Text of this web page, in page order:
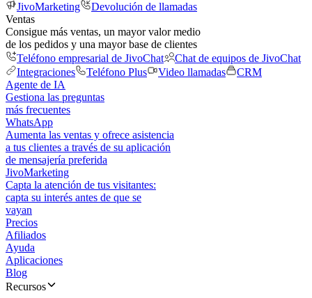
JivoMarketing
Devolución de llamadas
Ventas
Consigue más ventas, un mayor valor medio
de los pedidos y una mayor base de clientes
Teléfono empresarial de JivoChat
Chat de equipos de JivoChat
Integraciones
Teléfono Plus Video llamadas
CRM
Agente de IA
Gestiona las preguntas
más frecuentes
WhatsApp
Aumenta las ventas y ofrece asistencia
a tus clientes a través de su aplicación
de mensajería preferida
JivoMarketing
Capta la atención de tus visitantes:
capta su interés antes de que se
vayan
Precios
Afiliados
Ayuda
Aplicaciones
Blog
Recursos